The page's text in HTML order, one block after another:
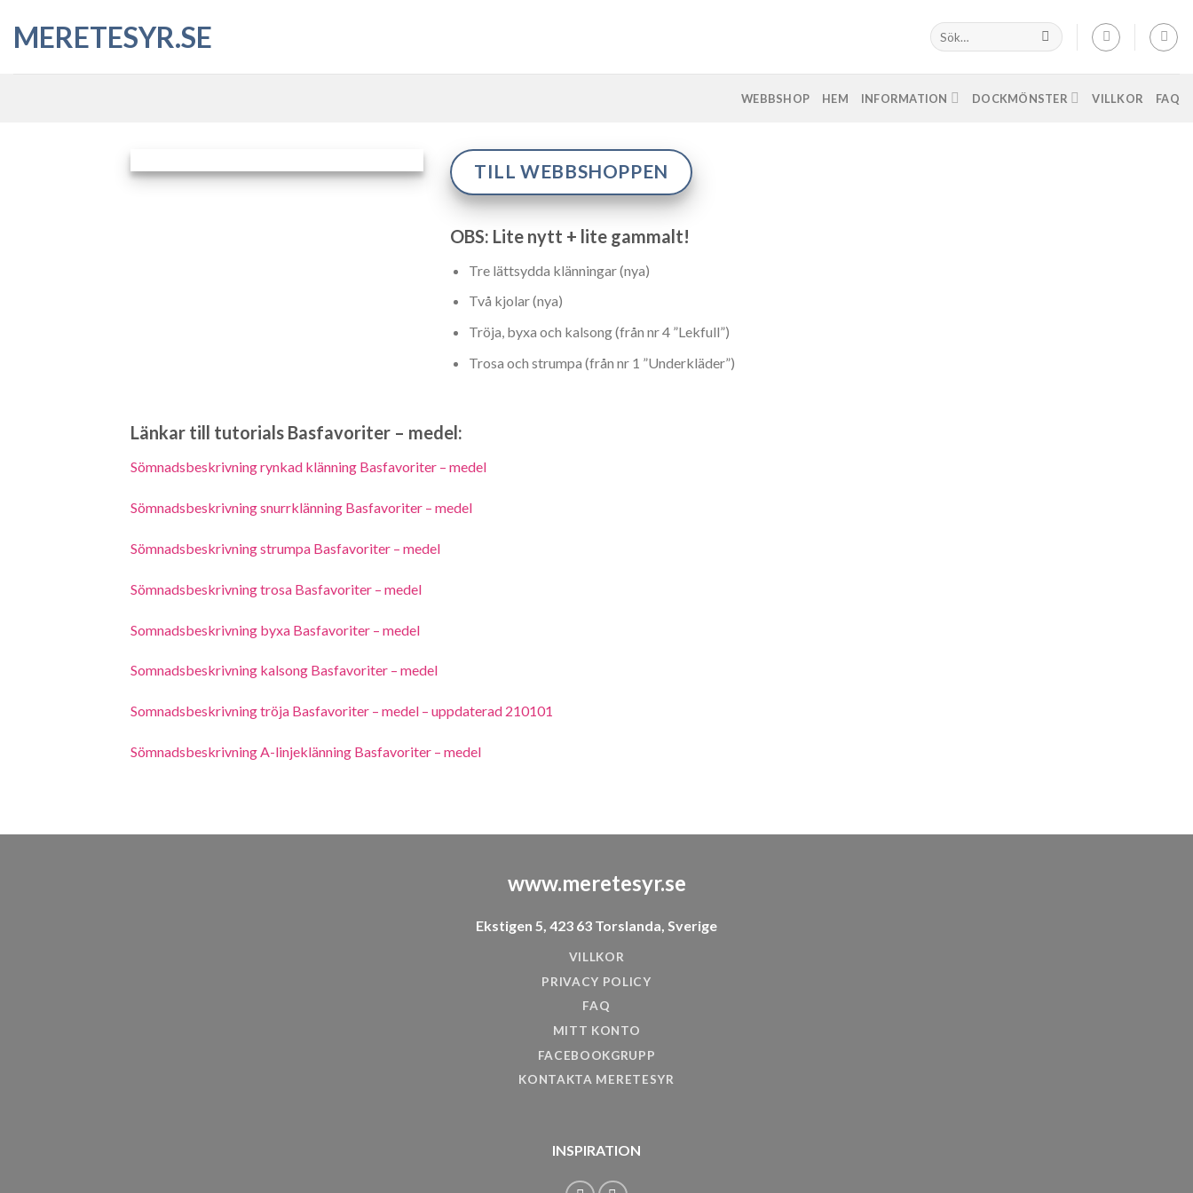
MERETESYR.SE
WEBBSHOP HEM INFORMATION DOCKMÖNSTER VILLKOR FAQ
TILL WEBBSHOPPEN
OBS: Lite nytt + lite gammalt!
Tre lättsydda klänningar (nya)
Två kjolar (nya)
Tröja, byxa och kalsong (från nr 4 ”Lekfull”)
Trosa och strumpa (från nr 1 ”Underkläder”)
Länkar till tutorials Basfavoriter – medel:
Sömnadsbeskrivning rynkad klänning Basfavoriter – medel
Sömnadsbeskrivning snurrklänning Basfavoriter – medel
Sömnadsbeskrivning strumpa Basfavoriter – medel
Sömnadsbeskrivning trosa Basfavoriter – medel
Somnadsbeskrivning byxa Basfavoriter – medel
Somnadsbeskrivning kalsong Basfavoriter – medel
Somnadsbeskrivning tröja Basfavoriter – medel – uppdaterad 210101
Sömnadsbeskrivning A-linjeklänning Basfavoriter – medel
www.meretesyr.se
Ekstigen 5, 423 63 Torslanda, Sverige
VILLKOR
PRIVACY POLICY
FAQ
MITT KONTO
FACEBOOKGRUPP
KONTAKTA MERETESYR
INSPIRATION